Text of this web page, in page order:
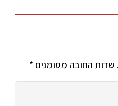
שדות החובה מסומנים *